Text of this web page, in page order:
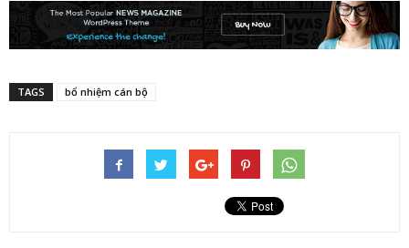
TAGS bổ nhiệm cán bộ